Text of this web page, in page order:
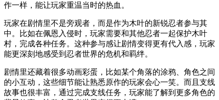
作一样，能让玩家重温当时的热血。
玩家在剧情里不是旁观者，而是作为木叶的新锐忍者参与其
中。比如在佩恩入侵时，玩家需要和其他忍者一起保护木叶
村，完成各种任务。这种参与感让剧情变得更有代入感，玩家
能更深刻地感受到忍者世界的危机和羁绊。
剧情里还藏着很多动画彩蛋，比如某个角落的涂鸦、角色之间
的小互动，这些细节能让熟悉原作的玩家会心一笑。而且支线
故事也很丰富，通过完成支线任务，玩家能了解到更多角色的